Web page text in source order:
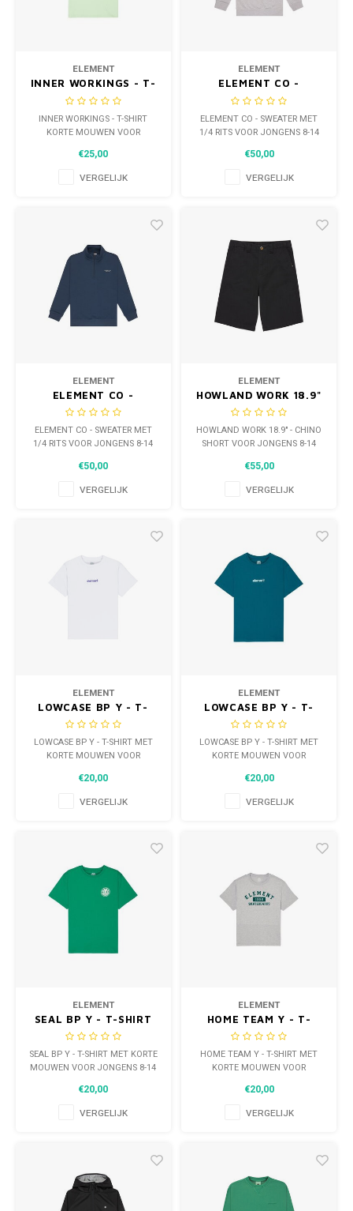
VESTEN
BROEKEN
BIKINI'S & BADPAKKEN
SNOW KLEDING
HEADWEAR & ACCESSOIRES
ELEMENT
INNER WORKINGS - T-
SHIRT KORTE MOUWEN
VOOR JONGENS 8-14
INNER WORKINGS - T-SHIRT
KORTE MOUWEN VOOR
€25,00
VERGELIJK
ELEMENT
ELEMENT CO -
SWEATER MET 1/4 RITS
VOOR JONGENS 8-14
ELEMENT CO - SWEATER MET
1/4 RITS VOOR JONGENS 8-14
€50,00
VERGELIJK
ELEMENT
ELEMENT CO -
SWEATER MET 1/4 RITS
VOOR JONGENS 8-14
ELEMENT CO - SWEATER MET
1/4 RITS VOOR JONGENS 8-14
€50,00
VERGELIJK
ELEMENT
HOWLAND WORK 18.9"
- CHINO SHORT VOOR
JONGENS 8-14
HOWLAND WORK 18.9" - CHINO
SHORT VOOR JONGENS 8-14
€55,00
VERGELIJK
ELEMENT
LOWCASE BP Y - T-
SHIRT MET KORTE
MOUWEN VOOR
JONGENS 8-14
LOWCASE BP Y - T-SHIRT MET
KORTE MOUWEN VOOR
€20,00
VERGELIJK
ELEMENT
LOWCASE BP Y - T-
SHIRT MET KORTE
MOUWEN VOOR
JONGENS 8-14
LOWCASE BP Y - T-SHIRT MET
KORTE MOUWEN VOOR
€20,00
VERGELIJK
ELEMENT
SEAL BP Y - T-SHIRT
MET KORTE MOUWEN
VOOR JONGENS 8-14
SEAL BP Y - T-SHIRT MET KORTE
MOUWEN VOOR JONGENS 8-14
€20,00
VERGELIJK
ELEMENT
HOME TEAM Y - T-
SHIRT MET KORTE
MOUWEN VOOR
JONGENS 8-14
HOME TEAM Y - T-SHIRT MET
KORTE MOUWEN VOOR
€20,00
VERGELIJK